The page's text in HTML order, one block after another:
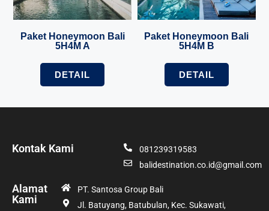
Paket Honeymoon Bali
5H4M A
DETAIL
Paket Honeymoon Bali
5H4M B
DETAIL
Kontak Kami
081239319583
balidestination.co.id@gmail.com
Alamat
Kami
PT. Santosa Group Bali
Jl. Batuyang, Batubulan, Kec. Sukawati,